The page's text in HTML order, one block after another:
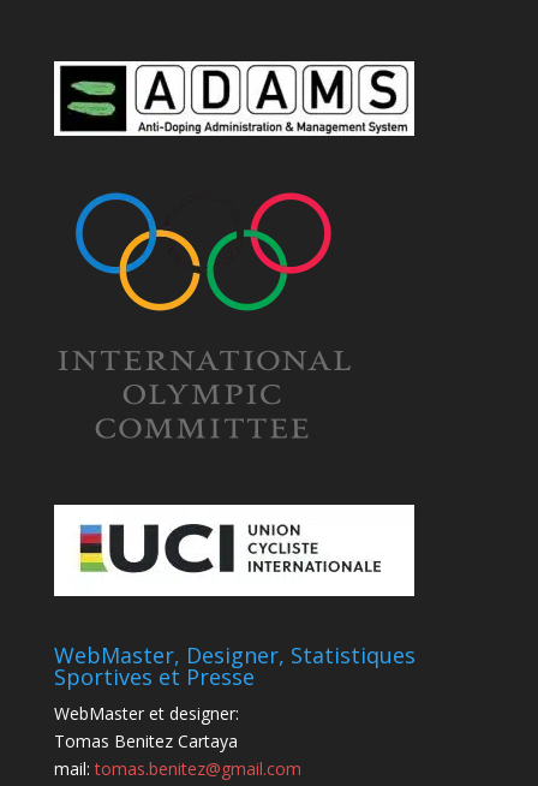
WebMaster, Designer, Statistiques
Sportives et Presse
WebMaster et designer:
Tomas Benitez Cartaya
mail:tomas.benitez@gmail.com